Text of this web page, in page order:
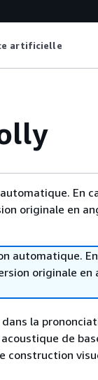
artificielle
En
originale en
automatique.
originale en
la
de
construction